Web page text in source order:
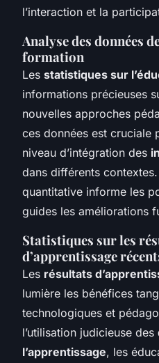
l’interaction et la
Analyse des données
formation
Les statistiques sur
informations précieuses
nouvelles approches
ces données est cruciale
niveau d’intégration des
dans différents
quantitative informe les
guides les améliorations
Statistiques sur les
d’apprentissage
Les résultats
lumière les bénéfices
technologiques et
l’utilisation judicieuse des
l’apprentissage, les